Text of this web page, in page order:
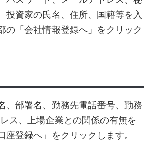
投資家の氏名、住所、国籍等を入
の「会社情報登録へ」をクリック
、部署名、勤務先電話番号、勤務
ス、上場企業との関係の有無を
座登録へ」をクリックします。